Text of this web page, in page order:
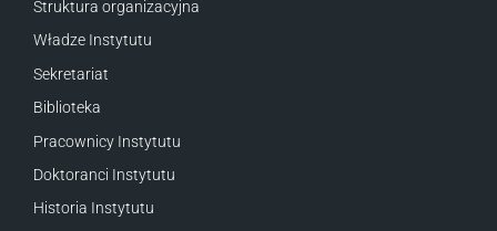
Struktura organizacyjna
Władze Instytutu
Sekretariat
Biblioteka
Pracownicy Instytutu
Doktoranci Instytutu
Historia Instytutu